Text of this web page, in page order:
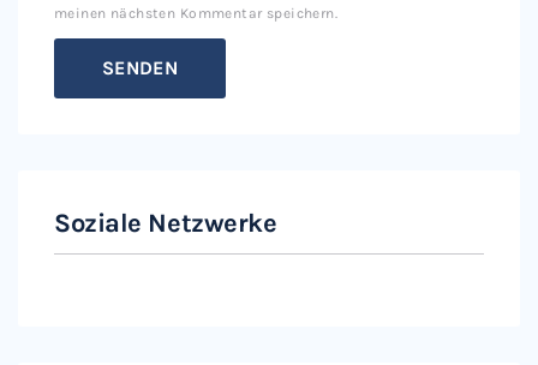
meinen nächsten Kommentar speichern.
Soziale Netzwerke